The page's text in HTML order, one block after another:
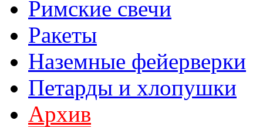
Римские свечи
Ракеты
Наземные фейерверки
Петарды и хлопушки
Архив